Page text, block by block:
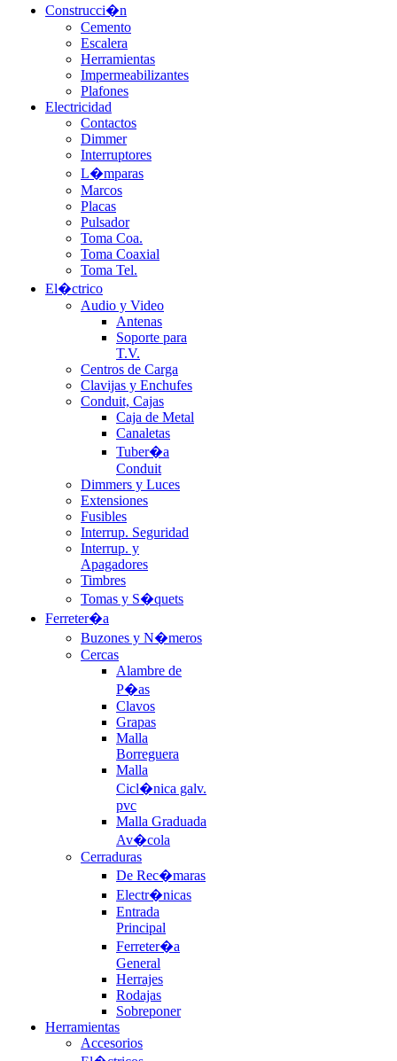
Construcci�n
Cemento
Escalera
Herramientas
Impermeabilizantes
Plafones
Electricidad
Contactos
Dimmer
Interruptores
L�mparas
Marcos
Placas
Pulsador
Toma Coa.
Toma Coaxial
Toma Tel.
El�ctrico
Audio y Video
Antenas
Soporte para
T.V.
Centros de Carga
Clavijas y Enchufes
Conduit, Cajas
Caja de Metal
Canaletas
Tuber�a
Conduit
Dimmers y Luces
Extensiones
Fusibles
Interrup. Seguridad
Interrup. y
Apagadores
Timbres
Tomas y S�quets
Ferreter�a
Buzones y N�meros
Cercas
Alambre de
P�as
Clavos
Grapas
Malla
Borreguera
Malla
Cicl�nica galv.
pvc
Malla Graduada
Av�cola
Cerraduras
De Rec�maras
Electr�nicas
Entrada
Principal
Ferreter�a
General
Herrajes
Rodajas
Sobreponer
Herramientas
Accesorios